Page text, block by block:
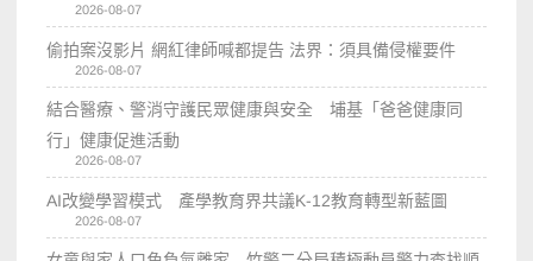
2026-08-07
偷拍案沒影片 網紅律師喊都提告 法界：須具備侵權要件
2026-08-07
結合醫療、警消守護民眾健康與安全 埔基「爸爸健康同
行」健康促進活動
2026-08-07
AI改變學習模式 產學教育界共議K-12教育轉型新藍圖
2026-08-07